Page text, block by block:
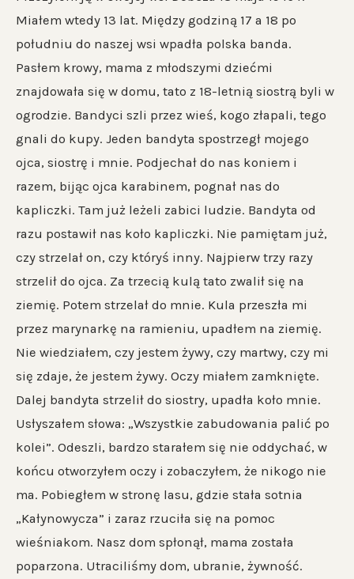
Miałem wtedy 13 lat. Między godziną 17 a 18 po
południu do naszej wsi wpadła polska banda.
Pasłem krowy, mama z młodszymi dziećmi
znajdowała się w domu, tato z 18-letnią siostrą byli w
ogrodzie. Bandyci szli przez wieś, kogo złapali, tego
gnali do kupy. Jeden bandyta spostrzegł mojego
ojca, siostrę i mnie. Podjechał do nas koniem i
razem, bijąc ojca karabinem, pognał nas do
kapliczki. Tam już leżeli zabici ludzie. Bandyta od
razu postawił nas koło kapliczki. Nie pamiętam już,
czy strzelał on, czy któryś inny. Najpierw trzy razy
strzelił do ojca. Za trzecią kulą tato zwalił się na
ziemię. Potem strzelał do mnie. Kula przeszła mi
przez marynarkę na ramieniu, upadłem na ziemię.
Nie wiedziałem, czy jestem żywy, czy martwy, czy mi
się zdaje, że jestem żywy. Oczy miałem zamknięte.
Dalej bandyta strzelił do siostry, upadła koło mnie.
Usłyszałem słowa: „Wszystkie zabudowania palić po
kolei”. Odeszli, bardzo starałem się nie oddychać, w
końcu otworzyłem oczy i zobaczyłem, że nikogo nie
ma. Pobiegłem w stronę lasu, gdzie stała sotnia
„Kałynowycza” i zaraz rzuciła się na pomoc
wieśniakom. Nasz dom spłonął, mama została
poparzona. Utraciliśmy dom, ubranie, żywność.